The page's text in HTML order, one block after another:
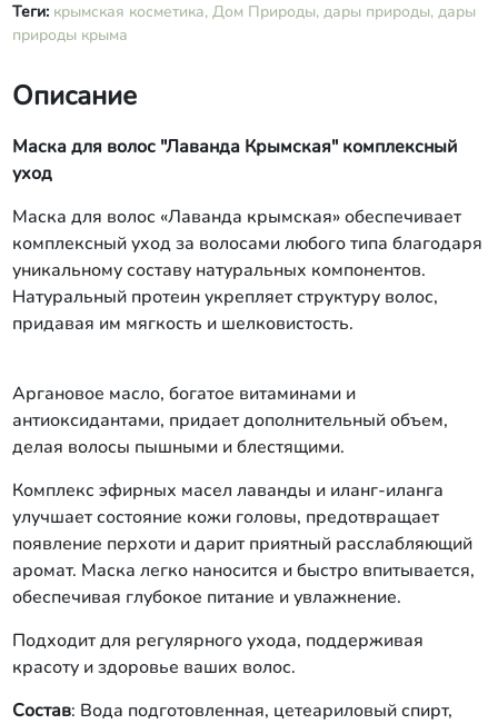
Теги: крымская косметика, Дом Природы, дары природы, дары
природы крыма
Описание
Маска для волос "Лаванда Крымская" комплексный
уход
Маска для волос «Лаванда крымская» обеспечивает
комплексный уход за волосами любого типа благодаря
уникальному составу натуральных компонентов.
Натуральный протеин укрепляет структуру волос,
придавая им мягкость и шелковистость.
Аргановое масло, богатое витаминами и
антиоксидантами, придает дополнительный объем,
делая волосы пышными и блестящими.
Комплекс эфирных масел лаванды и иланг-иланга
улучшает состояние кожи головы, предотвращает
появление перхоти и дарит приятный расслабляющий
аромат. Маска легко наносится и быстро впитывается,
обеспечивая глубокое питание и увлажнение.
Подходит для регулярного ухода, поддерживая
красоту и здоровье ваших волос.
Состав: Вода подготовленная, цетеариловый спирт,